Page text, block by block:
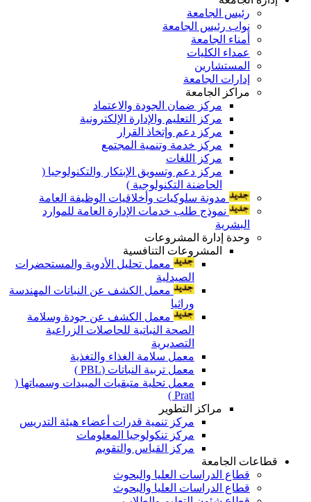
رئيس الجامعة
نواب رئيس الجامعة
أمناء الجامعة
عمداء الكليات
المستشارين
إدارات الجامعة
مراكز الجامعة
مركز ضمان الجودة والاعتماد
مركز التعليم والإدارة الإلكترونية
مركز دعم وإتخاذ القرار
مركز خدمة وتنمية المجتمع
مركز اللغات
مركز دعم وتسويق الإبتكار والتكنولوجيا (
الحاضنة التكنولوجية )
مدونة سلوكيات وأخلاقيات الوظيفة العامة
نموذج طلب خدمات الإدارة العامة للموارد
البشرية
وحدة إدارة المشروعات
المشروعات التنافسية
معمل تحليل الأدوية والمستحضرات
الصيدلية
معمل الكشف عن النباتات المهندسة
وراثيا
معمل الكشف عن جودة وسلامة
الصحة النباتية للحاصلات الزراعية
التصديرية
معمل سلامة الغذاء والتغذية
معمل تربية النباتات (PBL )
معمل تحلية متبقيات المبيدات وسمياتها (
Pratl )
مراكز التطوير
مركز تنمية قدرات أعضاء هيئة التدريس
مركز تنكولوجيا المعلومات
مركز القياس والتقويم
قطاعات الجامعة
قطاع الدراسات العليا والبحوث
قطاع الدراسات العليا والبحوث